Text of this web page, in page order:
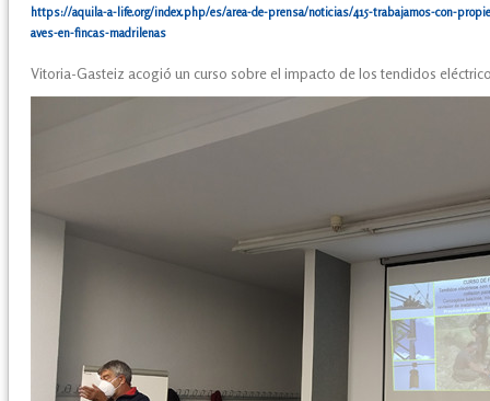
https://aquila-a-life.org/index.php/es/area-de-prensa/noticias/415-trabajamos-con-
aves-en-fincas-madrilenas
Vitoria-Gasteiz acogió un curso sobre el impacto de los tendidos